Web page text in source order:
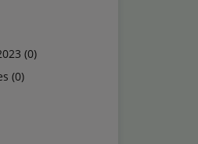
(0)
(0)